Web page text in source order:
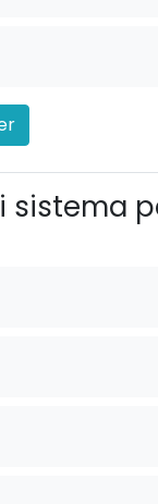
sistema